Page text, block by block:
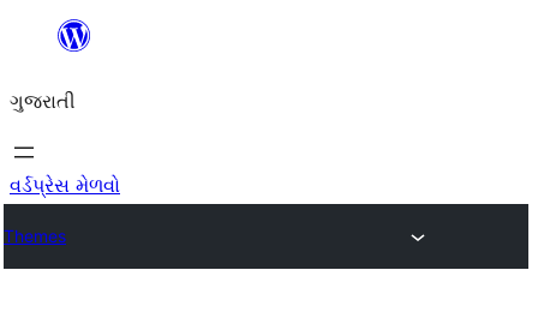
કંટેન્ટ(લખાણ)
જાઓ
ગુજરાતી
વર્ડપ્રેસ મેળવો
Themes